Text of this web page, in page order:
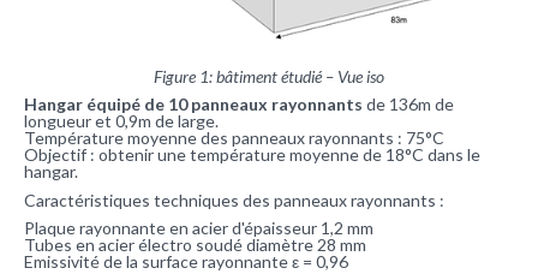
Figure 1: bâtiment étudié – Vue iso
Hangar équipé de 10 panneaux rayonnants de 136m de
longueur et 0,9m de large.
Température moyenne des panneaux rayonnants : 75°C
Objectif : obtenir une température moyenne de 18°C dans le
hangar.
Caractéristiques techniques des panneaux rayonnants :
Plaque rayonnante en acier d'épaisseur 1,2 mm
Tubes en acier électro soudé diamètre 28 mm
Emissivité de la surface rayonnante ε = 0,96